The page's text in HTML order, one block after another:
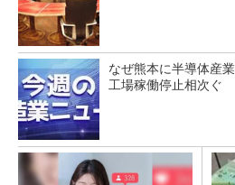
なぜ熊本に半導体産
工場稼働停止相次ぐ